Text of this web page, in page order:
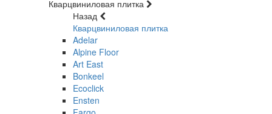
Кварцвиниловая плитка
Назад
Кварцвиниловая плитка
Adelar
Alpine Floor
Art East
Bonkeel
Ecoclick
Ensten